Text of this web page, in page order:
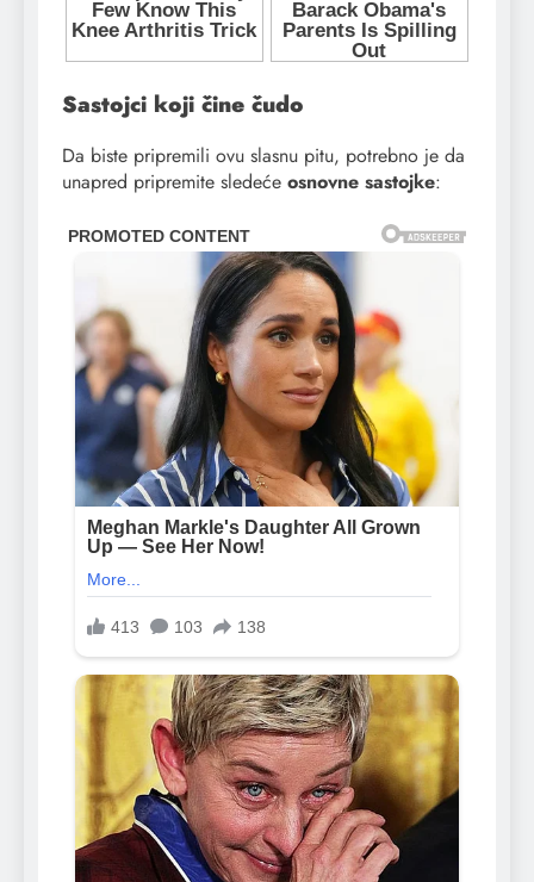
Sastojci koji čine čudo
Da biste pripremili ovu slasnu pitu, potrebno je da
unapred pripremite sledeće osnovne sastojke: